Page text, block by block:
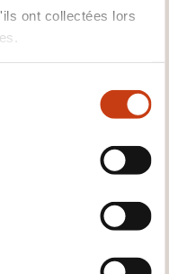
ont collectées lors
de
ans